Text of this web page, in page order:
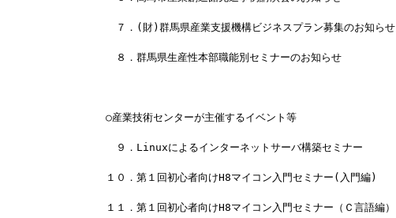
７．(財)群馬県産業支援機構ビジネスプラン募集のお知らせ
８．群馬県生産性本部職能別セミナーのお知らせ
○産業技術センターが主催するイベント等
９．Linuxによるインターネットサーバ構築セミナー
１０．第１回初心者向けH8マイコン入門セミナー(入門編)
１１．第１回初心者向けH8マイコン入門セミナー（Ｃ言語編）